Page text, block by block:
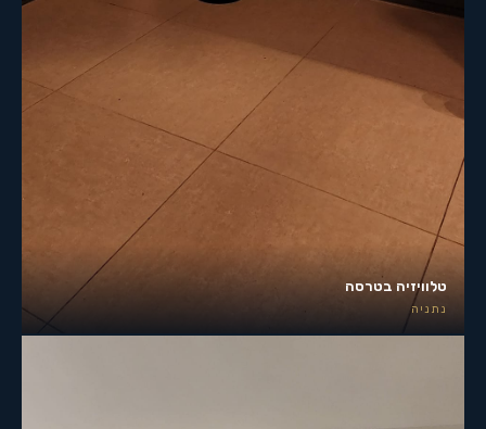
טלוויזיה בטרסה
נתניה